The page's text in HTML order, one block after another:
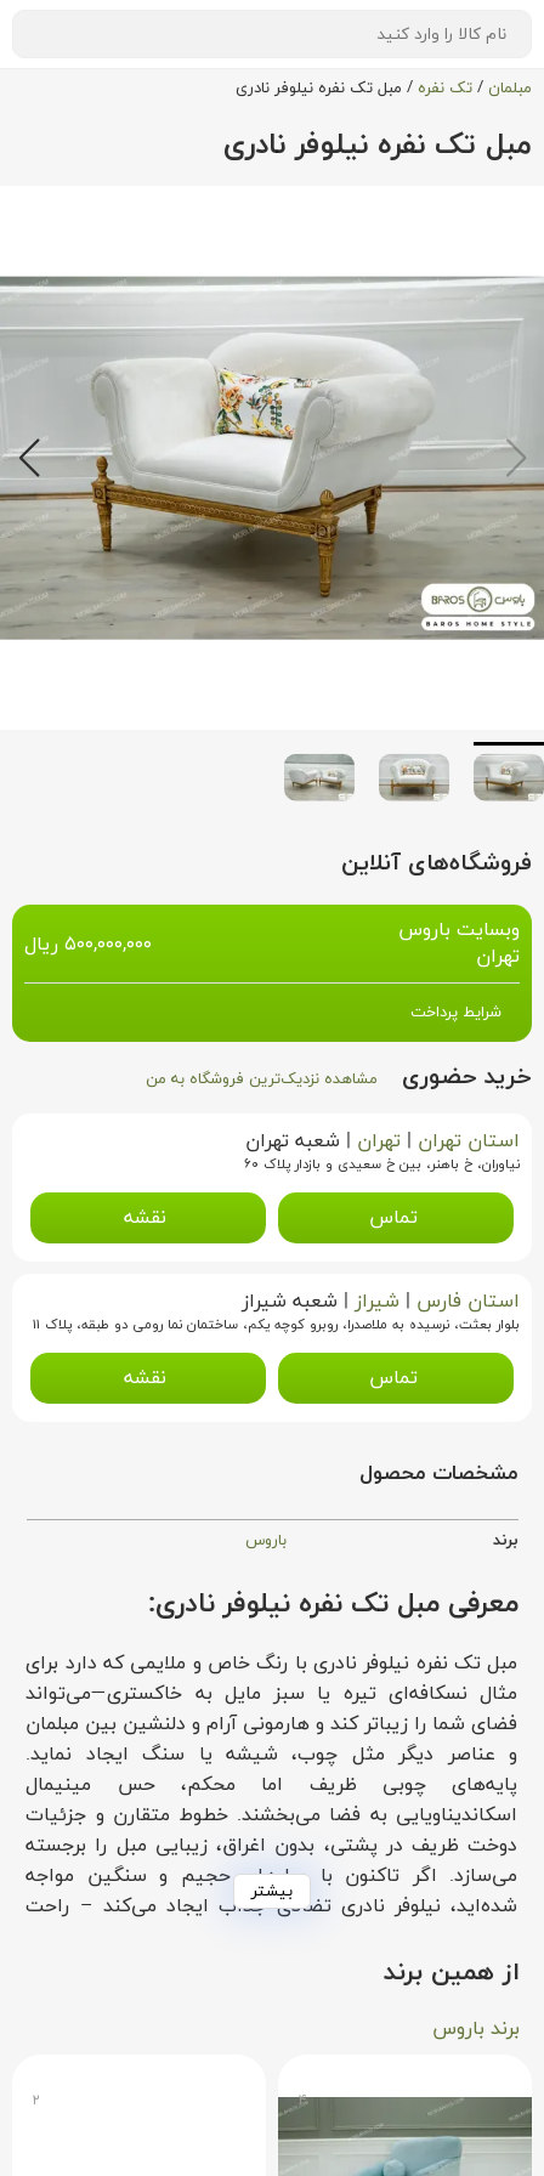
مبلمان / تک نفره / مبل تک نفره نیلوفر نادری
مبل تک نفره نیلوفر نادری
فروشگاه‌های آنلاین
وبسایت باروس
تهران
۵۰۰,۰۰۰,۰۰۰ ریال
شرایط پرداخت
خرید حضوری مشاهده نزدیک‌ترین فروشگاه به من
استان تهران | تهران | شعبه تهران
نیاوران، خ باهنر، بین خ سعیدی و بازدار پلاک ۶۰
تماس نقشه
استان فارس | شیراز | شعبه شیراز
بلوار بعثت، نرسیده به ملاصدرا، روبرو کوچه یکم، ساختمان نما رومی دو طبقه، پلاک ۱۱
تماس نقشه
مشخصات محصول
برند باروس
معرفی مبل تک نفره نیلوفر نادری:
مبل تک نفره نیلوفر نادری با رنگ خاص و ملایمی که دارد برای
مثال نسکافه‌ای تیره یا سبز مایل به خاکستری—می‌تواند
فضای شما را زیباتر کند و هارمونی آرام و دلنشین بین مبلمان
و عناصر دیگر مثل چوب، شیشه یا سنگ ایجاد نماید.
پایه‌های چوبی ظریف اما محکم، حس مینیمال
اسکاندیناویایی به فضا می‌بخشند. خطوط متقارن و جزئیات
دوخت ظریف در پشتی، بدون اغراق، زیبایی مبل را برجسته
می‌سازد. اگر تاکنون با مبل‌های حجیم و سنگین مواجه
شده‌اید، نیلوفر نادری تضادی جذاب ایجاد می‌کند – راحت
سبک‌های مختلف.
چرا باید مبل تک نفره نیلوفر نادری را بخرید؟
در هنگام خرید مبل تک نفره نیلوفر نادری، سه عنصر حیاتی را
بررسی کنید: روکش، اسکلت و نشیمن. پارچه پلی‌استر مخلوط
با احساس لطیف و مقاومت بالا در برابر ساییدگی و لکه‌های
بیشتر
از همین برند
برند باروس
۴ ۲